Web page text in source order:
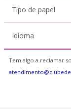
Tipo de papel
Idioma
Tem algo a reclamar